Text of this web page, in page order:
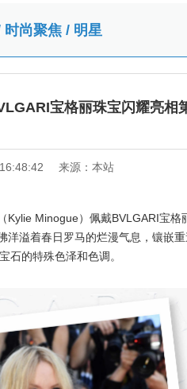
时尚聚焦 / 明星
宝格丽珠宝闪耀亮相
来源：本站
Kylie Minogue）佩戴BVLGARI宝
洋溢着春日罗马的烂漫气息，镶嵌
石的特殊色泽和色调。